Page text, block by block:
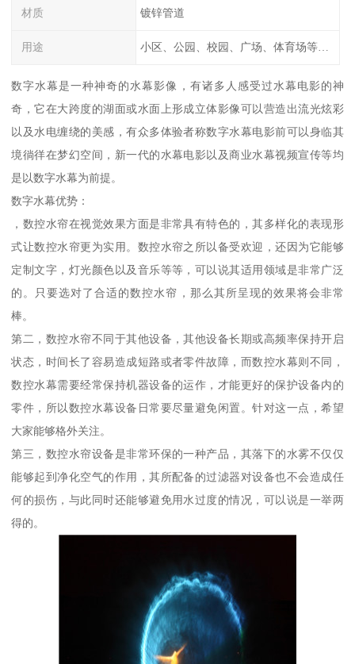
材质 镀锌管道
用途 小区、公园、校园、广场、体育场等公共场所
数字水幕是一种神奇的水幕影像，有诸多人感受过水幕电影的神
奇，它在大跨度的湖面或水面上形成立体影像可以营造出流光炫彩
以及水电缠绕的美感，有众多体验者称数字水幕电影前可以身临其
境徜徉在梦幻空间，新一代的水幕电影以及商业水幕视频宣传等均
是以数字水幕为前提。
数字水幕优势：
，数控水帘在视觉效果方面是非常具有特色的，其多样化的表现形
式让数控水帘更为实用。数控水帘之所以备受欢迎，还因为它能够
定制文字，灯光颜色以及音乐等等，可以说其适用领域是非常广泛
的。只要选对了合适的数控水帘，那么其所呈现的效果将会非常
棒。
第二，数控水帘不同于其他设备，其他设备长期或高频率保持开启
状态，时间长了容易造成短路或者零件故障，而数控水幕则不同，
数控水幕需要经常保持机器设备的运作，才能更好的保护设备内的
零件，所以数控水幕设备日常要尽量避免闲置。针对这一点，希望
大家能够格外关注。
第三，数控水帘设备是非常环保的一种产品，其落下的水雾不仅仅
能够起到净化空气的作用，其所配备的过滤器对设备也不会造成任
何的损伤，与此同时还能够避免用水过度的情况，可以说是一举两
得的。